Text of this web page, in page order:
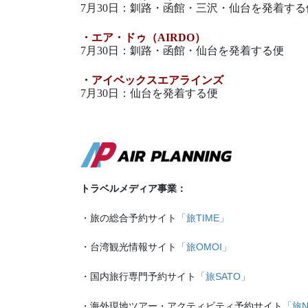
7月30日：釧路・函館・三沢・仙台を発着する
・エア・ドゥ（AIRDO）
7月30日：釧路・函館・仙台を発着する便
・アイベックスエアラインズ
7月30日：仙台を発着する便
トラベルメディア事業：
・旅の総合予約サイト 「旅TIME」
・台湾観光情報サイト 「旅OMOI」
・国内旅行専門予約サイト 「旅SATO」